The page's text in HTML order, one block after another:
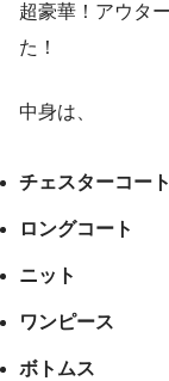
超豪華！アウタ
た！
中身は、
チェスターコート
ロングコート
ニット
ワンピース
ボトムス